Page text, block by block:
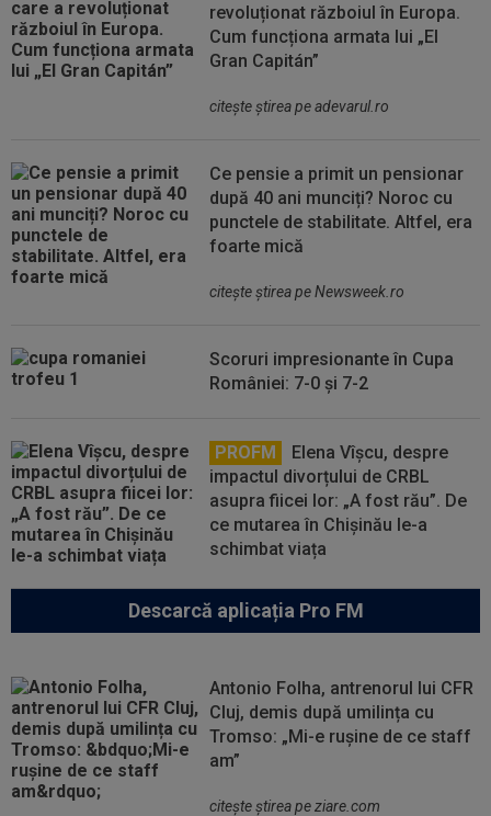
revoluționat războiul în Europa.
Cum funcționa armata lui „El
Gran Capitán”
citeşte ştirea pe adevarul.ro
Ce pensie a primit un pensionar
după 40 ani munciți? Noroc cu
punctele de stabilitate. Altfel, era
foarte mică
citeşte ştirea pe Newsweek.ro
Scoruri impresionante în Cupa
României: 7-0 și 7-2
PROFM
Elena Vîșcu, despre
impactul divorțului de CRBL
asupra fiicei lor: „A fost rău”. De
ce mutarea în Chișinău le-a
schimbat viața
Descarcă aplicația Pro FM
Antonio Folha, antrenorul lui CFR
Cluj, demis după umilința cu
Tromso: „Mi-e rușine de ce staff
am”
citeşte ştirea pe ziare.com